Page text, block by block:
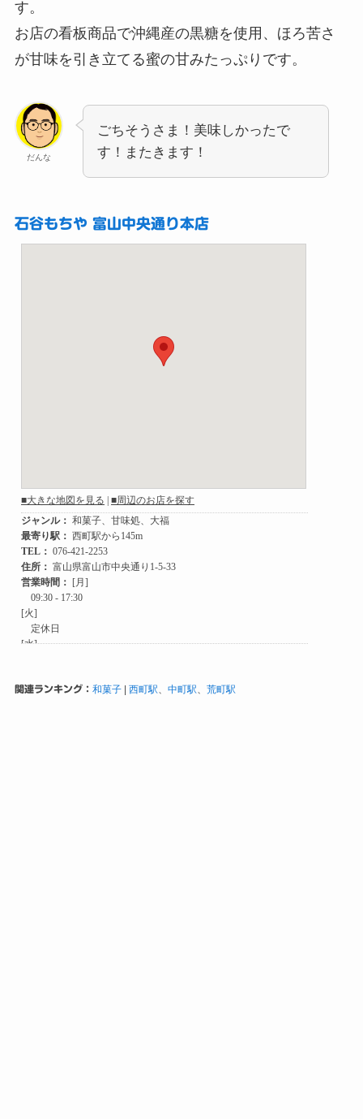
す。
お店の看板商品で沖縄産の黒糖を使用、ほろ苦さ
が甘味を引き立てる蜜の甘みたっぷりです。
だんな
ごちそうさま！美味しかったで
す！またきます！
石谷もちや 富山中央通り本店
関連ランキング： 和菓子| 西町駅 中町駅 荒町駅